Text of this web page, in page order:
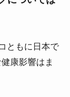
ともに日本で
康影響はま